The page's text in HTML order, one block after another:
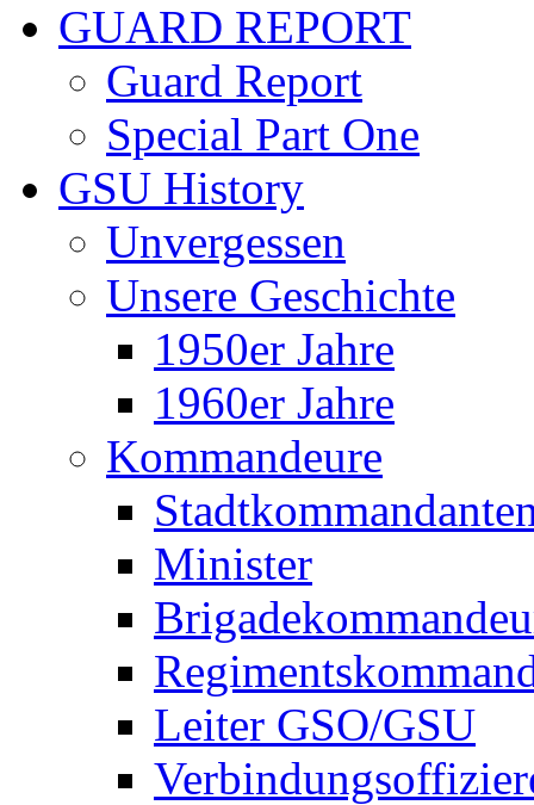
GUARD REPORT
Guard Report
Special Part One
GSU History
Unvergessen
Unsere Geschichte
1950er Jahre
1960er Jahre
Kommandeure
Minister
Leiter GSO/GSU